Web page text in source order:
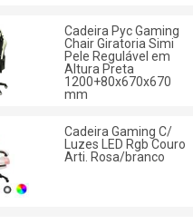
Cadeira Pyc Gaming
Chair Giratoria Simi
Pele Regulável em
Altura Preta
1200+80x670x670
mm
Cadeira Gaming C/
Luzes LED Rgb Couro
Arti. Rosa/branco